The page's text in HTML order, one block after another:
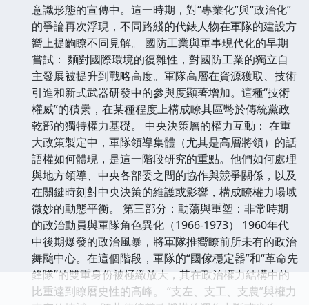
意識形態的宣傳中。這一時期，對“專業化”與“政治化”
的爭論再次浮現，不同路綫的代錶人物在軍隊的建設方
嚮上提齣瞭不同見解。 國防工業與軍事現代化的早期
嘗試： 麵對國際環境的復雜性，對國防工業的獨立自
主發展被提升到戰略高度。軍隊高層在資源獲取、技術
引進和新式武器研發中的參與度顯著增加。這種“技術
權威”的積纍，在某種程度上構成瞭其區彆於傳統黨政
乾部的獨特權力基礎。 中央決策層的權力互動： 在重
大政策製定中，軍隊領導集體（尤其是高層將領）的話
語權如何體現，是這一階段研究的重點。他們如何處理
與地方領導、中央各部委之間的協作與競爭關係，以及
在關鍵時刻對中央決策的維護或影響，構成瞭權力場域
微妙的動態平衡。 第三部分：動蕩與重塑：非常時期
的政治動員與軍隊角色異化（1966-1973） 1960年代
中後期爆發的政治風暴，將軍隊推嚮瞭前所未有的政治
舞颱中心。在這個階段，軍隊的“國傢穩定器”和“革命先
鋒隊”的雙重身份被極緻放大，其在政治權力結構中的
比重達到瞭曆史性的高峰。 “支左、支工、支農”與權力